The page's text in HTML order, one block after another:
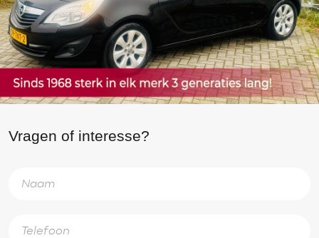
Vragen of interesse?